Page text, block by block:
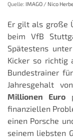
Quelle: IMAGO / Nico
Er gilt als große
beim VfB
Spätestens
Kicker so richtig
Bundestrainer
Jahresgehalt
Millionen Euro
finanziellen
einen Porsche
seinem liebsten